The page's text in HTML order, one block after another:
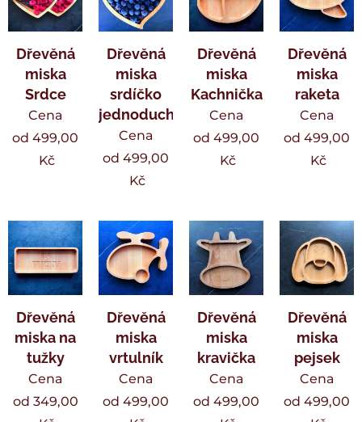
Dřevěná
miska
Srdce
Cena
od 499,00
Kč
Dřevěná
miska
srdíčko
jednoduché
Cena
od 499,00
Kč
Dřevěná
miska
Kachnička
Cena
od 499,00
Kč
Dřevěná
miska
raketa
Cena
od 499,00
Kč
Dřevěná
miska na
tužky
Cena
od 349,00
Dřevěná
miska
vrtulník
Cena
od 499,00
Dřevěná
miska
kravička
Cena
od 499,00
Dřevěná
miska
pejsek
Cena
od 499,00